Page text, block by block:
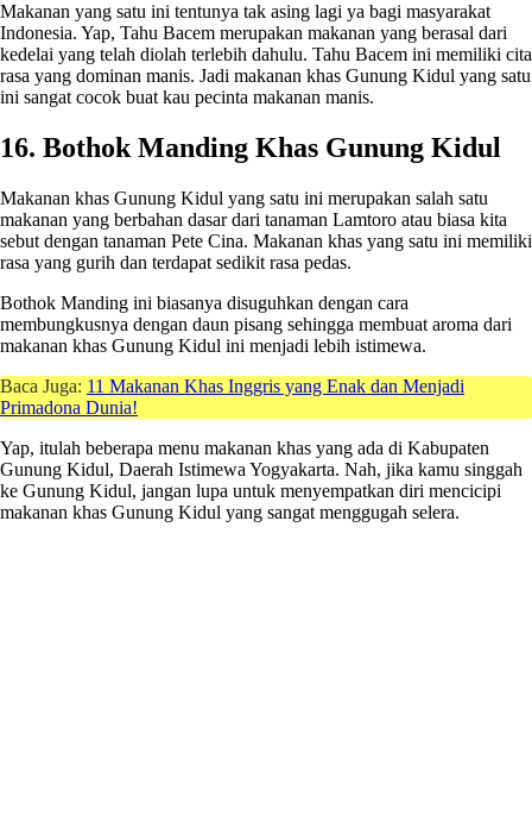
Makanan yang satu ini tentunya tak asing lagi ya bagi masyarakat
Indonesia. Yap, Tahu Bacem merupakan makanan yang berasal dari
kedelai yang telah diolah terlebih dahulu. Tahu Bacem ini memiliki cita
rasa yang dominan manis. Jadi makanan khas Gunung Kidul yang satu
ini sangat cocok buat kau pecinta makanan manis.
16. Bothok Manding Khas Gunung Kidul
Makanan khas Gunung Kidul yang satu ini merupakan salah satu
makanan yang berbahan dasar dari tanaman Lamtoro atau biasa kita
sebut dengan tanaman Pete Cina. Makanan khas yang satu ini memiliki
rasa yang gurih dan terdapat sedikit rasa pedas.
Bothok Manding ini biasanya disuguhkan dengan cara
membungkusnya dengan daun pisang sehingga membuat aroma dari
makanan khas Gunung Kidul ini menjadi lebih istimewa.
Baca Juga: 11 Makanan Khas Inggris yang Enak dan Menjadi
Primadona Dunia!
Yap, itulah beberapa menu makanan khas yang ada di Kabupaten
Gunung Kidul, Daerah Istimewa Yogyakarta. Nah, jika kamu singgah
ke Gunung Kidul, jangan lupa untuk menyempatkan diri mencicipi
makanan khas Gunung Kidul yang sangat menggugah selera.